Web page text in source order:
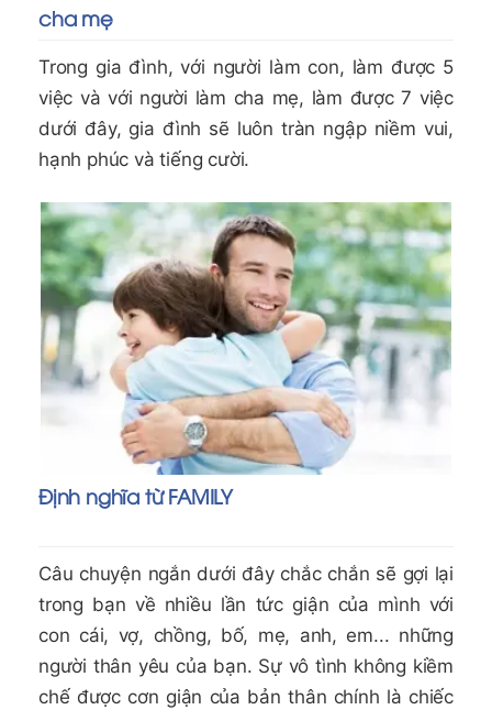
cha mẹ
Trong gia đình, với người làm con, làm được 5
việc và với người làm cha mẹ, làm được 7 việc
dưới đây, gia đình sẽ luôn tràn ngập niềm vui,
hạnh phúc và tiếng cười.
Định nghĩa từ FAMILY
Câu chuyện ngắn dưới đây chắc chắn sẽ gợi lại
trong bạn về nhiều lần tức giận của mình với
con cái, vợ, chồng, bố, mẹ, anh, em... những
người thân yêu của bạn. Sự vô tình không kiềm
chế được cơn giận của bản thân chính là chiếc